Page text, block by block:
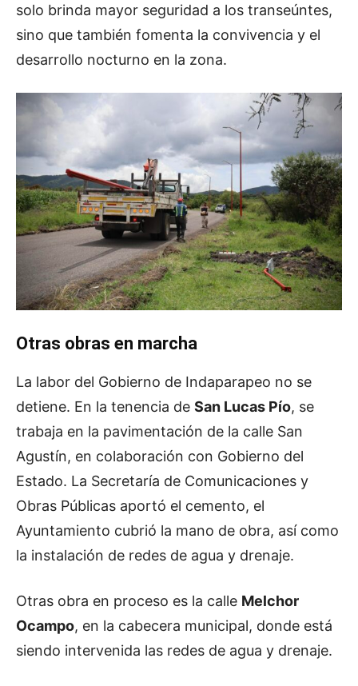
solo brinda mayor seguridad a los transeúntes,
sino que también fomenta la convivencia y el
desarrollo nocturno en la zona.
Otras obras en marcha
La labor del Gobierno de Indaparapeo no se
detiene. En la tenencia de San Lucas Pío, se
trabaja en la pavimentación de la calle San
Agustín, en colaboración con Gobierno del
Estado. La Secretaría de Comunicaciones y
Obras Públicas aportó el cemento, el
Ayuntamiento cubrió la mano de obra, así como
la instalación de redes de agua y drenaje.
Otras obra en proceso es la calle Melchor
Ocampo, en la cabecera municipal, donde está
siendo intervenida las redes de agua y drenaje.